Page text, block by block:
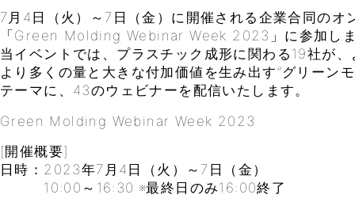
7月4日（火）～7日（金）に開催される企業合同のオ
「Green Molding Webinar Week 2023」に参加し
当イベントでは、プラスチック成形に関わる19社が
より多くの量と大きな付加価値を生み出す”グリーン
テーマに、43のウェビナーを配信いたします。
Green Molding Webinar Week 2023
[開催概要]
日時：2023年7月4日（火）～7日（金）
10:00～16:30 ※最終日のみ16:00終了